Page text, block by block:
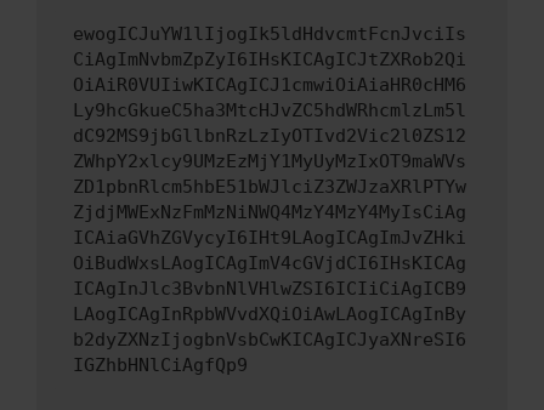
ewogICJuYW1lIjogIk5ldHdvcmtFcnJvciIs
CiAgImNvbmZpZyI6IHsKICAgICJtZXRob2Qi
OiAiR0VUIiwKICAgICJ1cmwiOiAiaHR0cHM6
Ly9hcGkueC5ha3MtcHJvZC5hdWRhcmlzLm5l
dC92MS9jbGllbnRzLzIyOTIvd2Vic2l0ZS12
ZWhpY2xlcy9UMzEzMjY1MyUyMzIxOT9maWVs
ZD1pbnRlcm5hbE51bWJlciZ3ZWJzaXRlPTYw
ZjdjMWExNzFmMzNiNWQ4MzY4MzY4MyIsCiAg
ICAiaGVhZGVycyI6IHt9LAogICAgImJvZHki
OiBudWxsLAogICAgImV4cGVjdCI6IHsKICAg
ICAgInJlc3BvbnNlVHlwZSI6ICIiCiAgICB9
LAogICAgInRpbWVvdXQiOiAwLAogICAgInBy
b2dyZXNzIjogbnVsbCwKICAgICJyaXNreSI6
IGZhbHNlCiAgfQp9